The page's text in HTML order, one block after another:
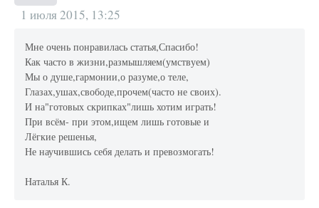
1 июля 2015, 13:25
Мне очень понравилась статья,Спасибо!
Как часто в жизни,размышляем(умствуем)
Мы о душе,гармонии,о разуме,о теле,
Глазах,ушах,свободе,прочем(часто не своих).
И на"готовых скрипках"лишь хотим играть!
При всём- при этом,ищем лишь готовые и
Лёгкие решенья,
Не научившись себя делать и превозмогать!
Наталья К.